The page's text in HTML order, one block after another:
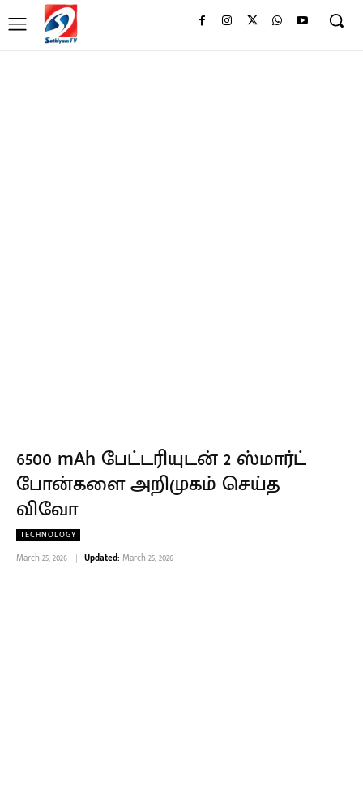
6500 mAh பேட்டரியுடன் 2 ஸ்மார்ட்
போன்களை அறிமுகம் செய்த
விவோ
TECHNOLOGY
March 25, 2026 Updated: March 25, 2026